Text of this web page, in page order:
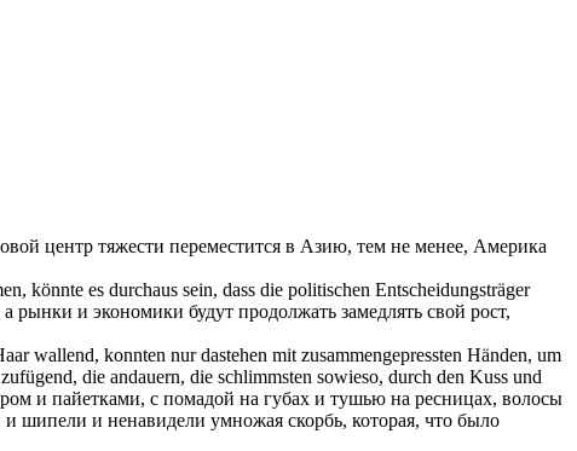
центр тяжести переместится в Азию, тем не менее, Америка
könnte es durchaus sein, dass die politischen Entscheidungsträger
рынки и экономики будут продолжать замедлять свой рост,
wallend, konnten nurdastehen mit zusammengepressten Händen, um
die andauern, die schlimmsten sowieso, durch den Kuss und
и пайетками, с помадой на губах и тушью на ресницах, волосы
шипели и ненавидели умножая скорбь, которая, что было